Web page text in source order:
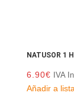
NATUSOR 1
6.90€ IVA
Añadir a